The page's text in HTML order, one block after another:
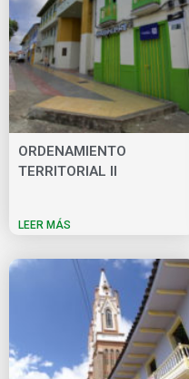
ORDENAMIENTO
TERRITORIAL II
LEER MÁS